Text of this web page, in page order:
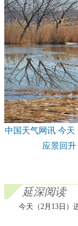
中国天气网讯 今天
应景回
延深阅读
今天（2月13日）